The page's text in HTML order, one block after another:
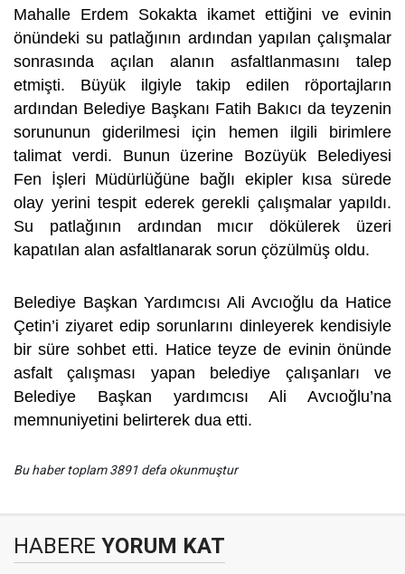
Mahalle Erdem Sokakta ikamet ettiğini ve evinin
önündeki su patlağının ardından yapılan çalışmalar
sonrasında açılan alanın asfaltlanmasını talep
etmişti. Büyük ilgiyle takip edilen röportajların
ardından Belediye Başkanı Fatih Bakıcı da teyzenin
sorununun giderilmesi için hemen ilgili birimlere
talimat verdi. Bunun üzerine Bozüyük Belediyesi
Fen İşleri Müdürlüğüne bağlı ekipler kısa sürede
olay yerini tespit ederek gerekli çalışmalar yapıldı.
Su patlağının ardından mıcır dökülerek üzeri
kapatılan alan asfaltlanarak sorun çözülmüş oldu.
Belediye Başkan Yardımcısı Ali Avcıoğlu da Hatice
Çetin’i ziyaret edip sorunlarını dinleyerek kendisiyle
bir süre sohbet etti. Hatice teyze de evinin önünde
asfalt çalışması yapan belediye çalışanları ve
Belediye Başkan yardımcısı Ali Avcıoğlu’na
memnuniyetini belirterek dua etti.
Bu haber toplam 3891 defa okunmuştur
HABERE YORUM KAT